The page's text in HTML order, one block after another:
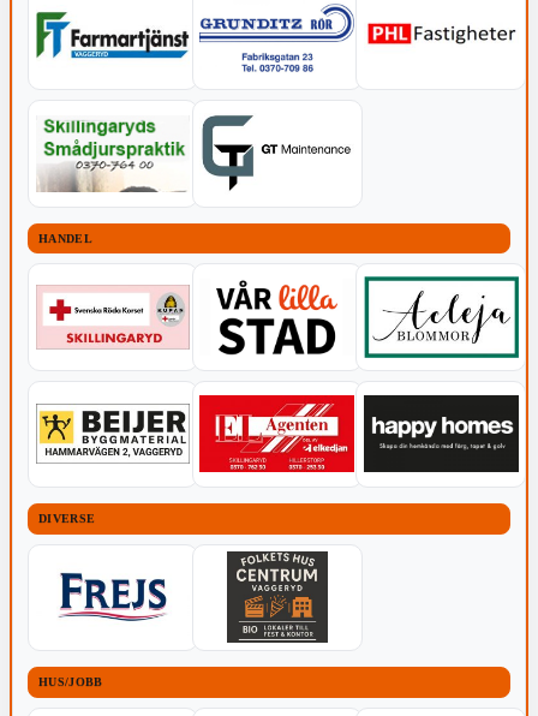
HANDEL
DIVERSE
HUS/JOBB